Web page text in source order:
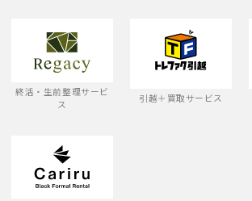
終活・生前整理サービ
ス
引越＋買取サービス